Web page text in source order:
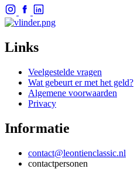
Links
Veelgestelde vragen
Wat gebeurt er met het geld?
Algemene voorwaarden
Privacy
Informatie
contact@leontienclassic.nl
contactpersonen